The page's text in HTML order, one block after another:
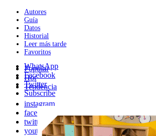
Autores
Guía
Datos
Historial
Leer más tarde
Favoritos
Popular
Hot
Tendencia
instagram
facebook
twitter
youtube
WhatsApp
Facebook
Twitter
Subscribe